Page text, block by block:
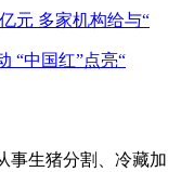
元 多家机构给与“
“中国红”点亮“
事生猪分割、冷藏加